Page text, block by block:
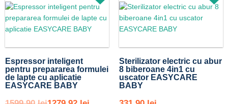
Espressor inteligent
pentru prepararea formulei
de lapte cu aplicatie
EASYCARE BABY
inițial
a
fost:
curent
este:
1279,92lei.
Sterilizator electric cu abur
8 biberoane 4in1 cu
uscator EASYCARE
BABY